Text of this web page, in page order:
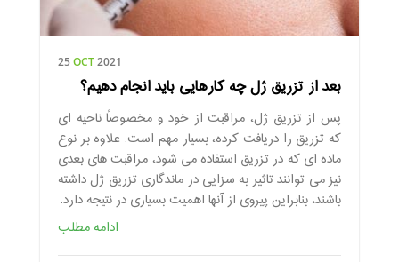
25OCT2021
بعد از تزریق ژل چه کارهایی باید انجام دهیم؟
پس از تزریق ژل، مراقبت از خود و مخصوصاً ناحیه ای
که تزریق را دریافت کرده، بسیار مهم است. علاوه بر نوع
ماده ای که در تزریق استفاده می شود، مراقبت های بعدی
نیز می توانند تاثیر به سزایی در ماندگاری تزریق ژل داشته
باشند، بنابراین پیروی از آنها اهمیت بسیاری در نتیجه دارد.
ادامه مطلب